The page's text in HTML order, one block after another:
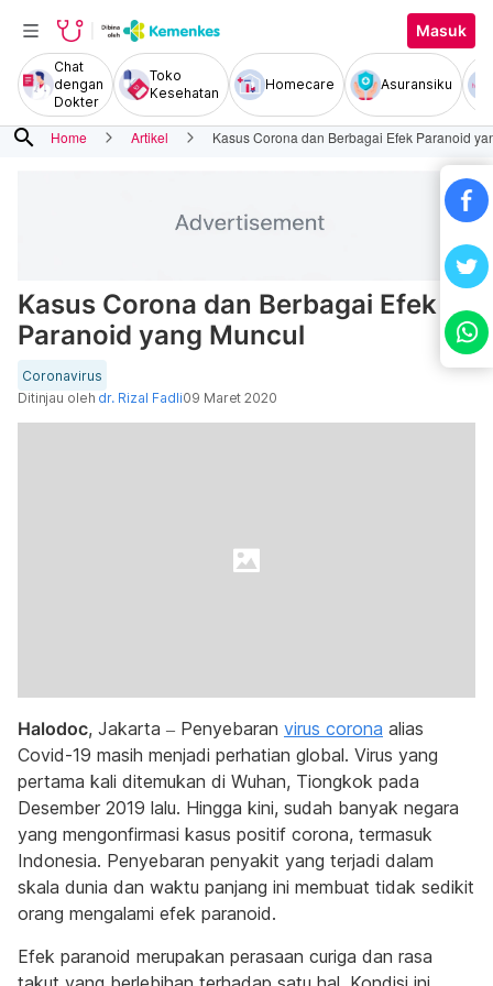
Masuk
Chat
dengan
Dokter
Toko
Kesehatan
Homecare Asuransiku
search Home Artikel Kasus Corona dan Berbagai Efek Paranoid
Kasus Corona dan Berbagai Efek
Paranoid yang Muncul
Coronavirus
Ditinjau oleh dr. Rizal Fadli09 Maret 2020
Halodoc, Jakarta – Penyebaran virus corona alias
Covid-19 masih menjadi perhatian global. Virus yang
pertama kali ditemukan di Wuhan, Tiongkok pada
Desember 2019 lalu. Hingga kini, sudah banyak negara
yang mengonfirmasi kasus positif corona, termasuk
Indonesia. Penyebaran penyakit yang terjadi dalam
skala dunia dan waktu panjang ini membuat tidak sedikit
orang mengalami efek paranoid.
Efek paranoid merupakan perasaan curiga dan rasa